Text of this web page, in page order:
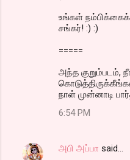
உங்கள்
சங்கர்! :) :)
=====
அந்த குறும்படம்,
நாள் முன்னாடி
6:54 PM
அபி அப்பா said…